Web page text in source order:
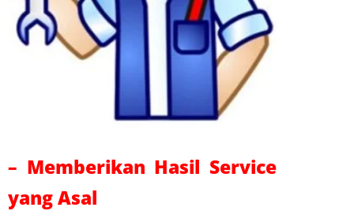
– Memberikan Hasil Service
yang Asal